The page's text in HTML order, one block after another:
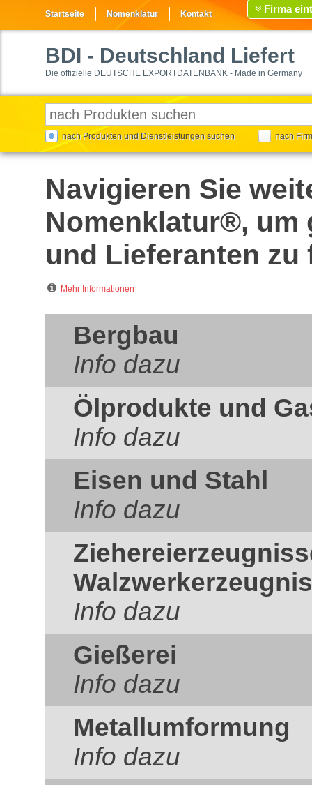
Startseite Nomenklatur Kontakt Firma
BDI - Deutschland Liefert
Die offizielle DEUTSCHE EXPORTDATENBANK - Made in Germany
nach Produkten und Dienstleistungen suchen nach
Navigieren Sie
Nomenklatur®, um
und Lieferanten zu
Mehr Informationen
Bergbau
Info dazu
Ölprodukte und
Info dazu
Eisen und Stahl
Info dazu
Info dazu
Gießerei
Info dazu
Metallumformung
Info dazu